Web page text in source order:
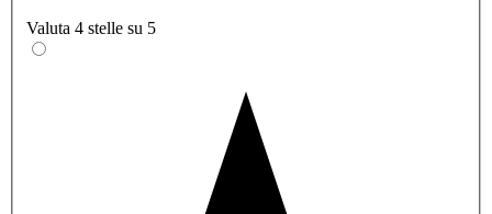
Valuta 4 stelle su 5